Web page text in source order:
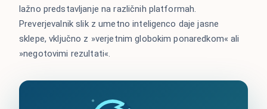
lažno predstavljanje na različnih platformah.
Preverjevalnik slik z umetno inteligenco daje jasne
sklepe, vključno z »verjetnim globokim ponaredkom« ali
»negotovimi rezultati«.